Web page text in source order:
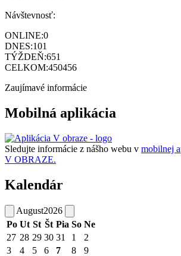
Návštevnosť:
ONLINE:0
DNES:101
TÝŽDEŇ:651
CELKOM:450456
Zaujímavé informácie
Mobilná aplikácia
Sledujte informácie z nášho webu v mobilnej
V OBRAZE.
Kalendár
August2026
Po Ut St Št Pia So Ne
27 28 29 30 31 1
2
3
4 5 6 7 8
9